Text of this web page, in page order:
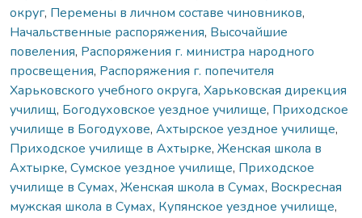
округ, Перемены в личном составе чиновников,
Начальственные распоряжения, Высочайшие
повеления, Распоряжения г. министра народного
просвещения, Распоряжения г. попечителя
Харьковского учебного округа, Харьковская дирекция
училищ, Богодуховское уездное училище, Приходское
училище в Богодухове, Ахтырское уездное училище,
Приходское училище в Ахтырке, Женская школа в
Ахтырке, Сумское уездное училище, Приходское
училище в Сумах, Женская школа в Сумах, Воскресная
мужская школа в Сумах, Купянское уездное училище,